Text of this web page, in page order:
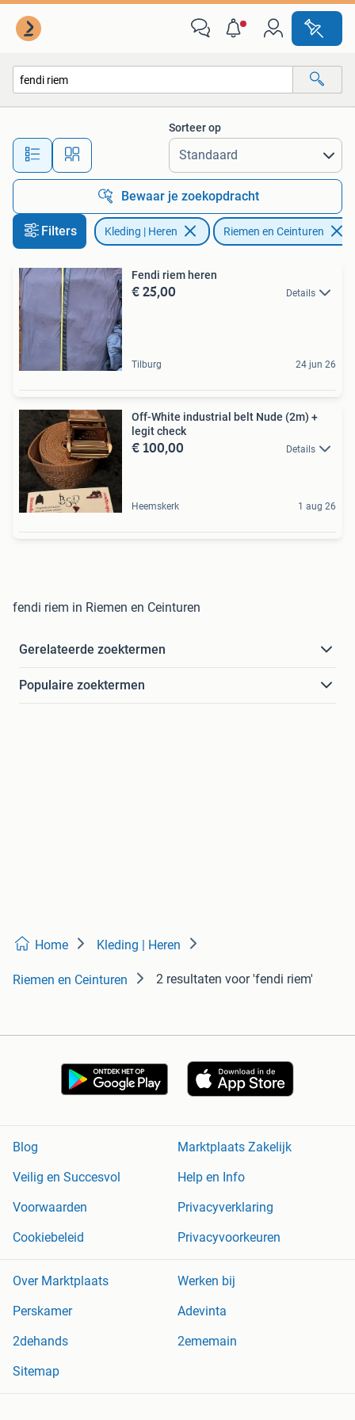
Alle afstanden…
Sorteer op
Bewaar je zoekopdracht
Filters Kleding | Heren Riemen en Ceinturen
Fendi riem heren
€ 25,00 Details
Tilburg 24 jun 26
Off-White industrial belt Nude (2m) +
legit check
€ 100,00 Details
Heemskerk 1 aug 26
fendi riem in Riemen en Ceinturen
Gerelateerde zoektermen
Populaire zoektermen
Home Kleding | Heren
Riemen en Ceinturen 2 resultaten voor 'fendi riem'
Blog
Marktplaats Zakelijk
Veilig en Succesvol
Help en Info
Voorwaarden
Privacyverklaring
Cookiebeleid
Privacyvoorkeuren
Over Marktplaats
Werken bij
Perskamer
Adevinta
2dehands
2ememain
Sitemap